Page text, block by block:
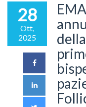
28
Ott,
2025